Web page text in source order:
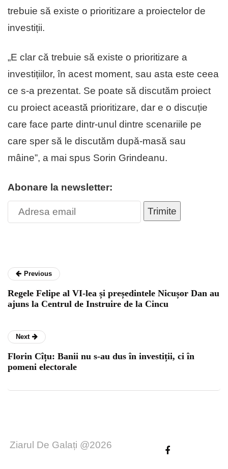
trebuie să existe o prioritizare a proiectelor de
investiții.
„E clar că trebuie să existe o prioritizare a
investițiilor, în acest moment, sau asta este ceea
ce s-a prezentat. Se poate să discutăm proiect
cu proiect această prioritizare, dar e o discuție
care face parte dintr-unul dintre scenariile pe
care sper să le discutăm după-masă sau
mâine”, a mai spus Sorin Grindeanu.
Abonare la newsletter:
Trimite
Previous
Regele Felipe al VI-lea și președintele Nicușor Dan au
ajuns la Centrul de Instruire de la Cincu
Next
Florin Cîțu: Banii nu s-au dus în investiții, ci în
pomeni electorale
Ziarul De Galați @2026